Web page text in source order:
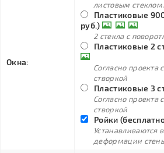
Окна:
листовым стеклом.
Пластиковые
руб.)
2 стекла с
Пластиковые 2
Согласно проекта
створкой
Пластиковые 3
Согласно проекта
створкой
Ройки
Устанавливаются
деформации